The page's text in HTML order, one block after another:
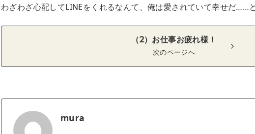
わざわざ心配してLINEをくれるなんて、俺は愛されていて幸せだ……
（2）お仕事お疲れ様！
次のページへ
mura